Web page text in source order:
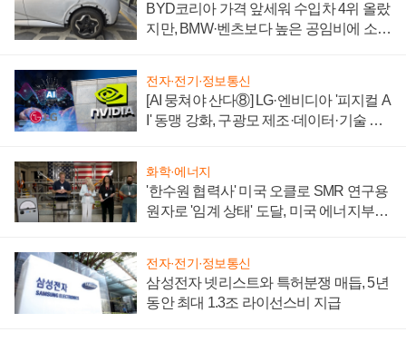
BYD코리아 가격 앞세워 수입차 4위 올랐
지만, BMW·벤츠보다 높은 공임비에 소비
전자·전기·정보통신
[AI 뭉쳐야 산다⑧] LG·엔비디아 '피지컬 A
I' 동맹 강화, 구광모 제조·데이터·기술 결
화학·에너지
'한수원 협력사' 미국 오클로 SMR 연구용
원자로 '임계 상태' 도달, 미국 에너지부
전자·전기·정보통신
삼성전자 넷리스트와 특허분쟁 매듭, 5년
동안 최대 1.3조 라이선스비 지급